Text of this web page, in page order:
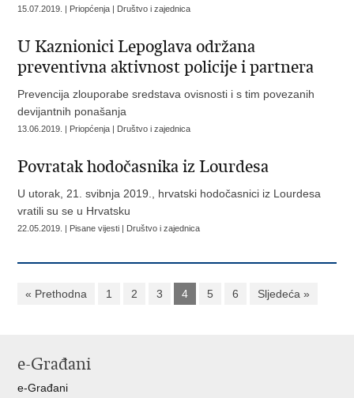
15.07.2019. | Priopćenja | Društvo i zajednica
U Kaznionici Lepoglava održana
preventivna aktivnost policije i partnera
Prevencija zlouporabe sredstava ovisnosti i s tim povezanih
devijantnih ponašanja
13.06.2019. | Priopćenja | Društvo i zajednica
Povratak hodočasnika iz Lourdesa
U utorak, 21. svibnja 2019., hrvatski hodočasnici iz Lourdesa
vratili su se u Hrvatsku
22.05.2019. | Pisane vijesti | Društvo i zajednica
« Prethodna 1 2 3 4 5 6 Sljedeća »
e-Građani
e-Građani